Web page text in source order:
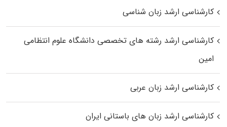
کارشناسی ارشد زبان شناسی
کارشناسی ارشد رﺷﺘﻪ ﻫﺎی تخصصی داﻧﺸﮕﺎه ﻋﻠﻮم انتظامی
اﻣﻴﻦ
کارشناسی ارشد زبان عربی
کارشناسی ارشد زبان‌ های باستانی ایران